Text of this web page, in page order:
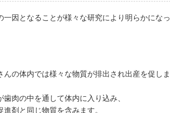
因となることが様々な研究により明らかになっ
の体内では様々な物質が排出され出産を促しま
肉の中を通して体内に入り込み、
剤と同じ物質を含みます。